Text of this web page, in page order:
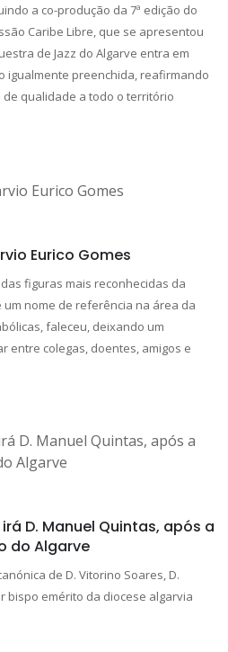
a co-produção da 7ª edição do
Caribe Libre, que se apresentou
de Jazz do Algarve entra em
igualmente preenchida, reafirmando
qualidade a todo o território
Eurico Gomes
figuras mais reconhecidas da
um nome de referência na área da
faleceu, deixando um
entre colegas, doentes, amigos e
D. Manuel Quintas, após a
do Algarve
de D. Vitorino Soares, D.
bispo emérito da diocese algarvia